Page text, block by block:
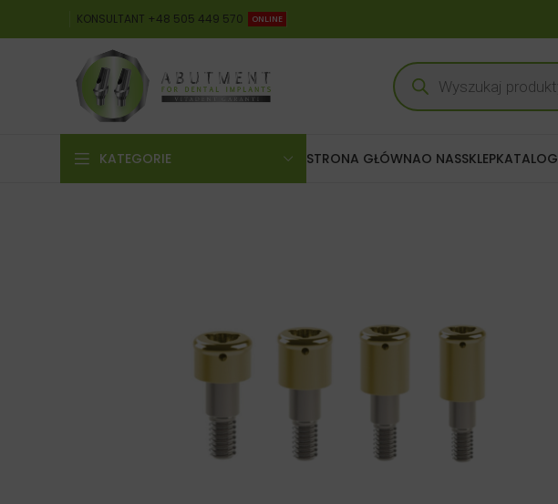
KONSULTANT +48 505 449 570 ONLINE
KATEGORIE STRONA GŁÓWNAO NASSKLEPKATALOG